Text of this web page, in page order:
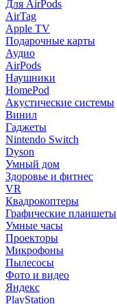
Для AirPods
AirTag
Apple TV
Подарочные карты
Аудио
AirPods
Наушники
HomePod
Акустические системы
Винил
Гаджеты
Nintendo Switch
Dyson
Умный дом
Здоровье и фитнес
VR
Квадрокоптеры
Графические планшеты
Умные часы
Проекторы
Микрофоны
Пылесосы
Фото и видео
Яндекс
PlayStation